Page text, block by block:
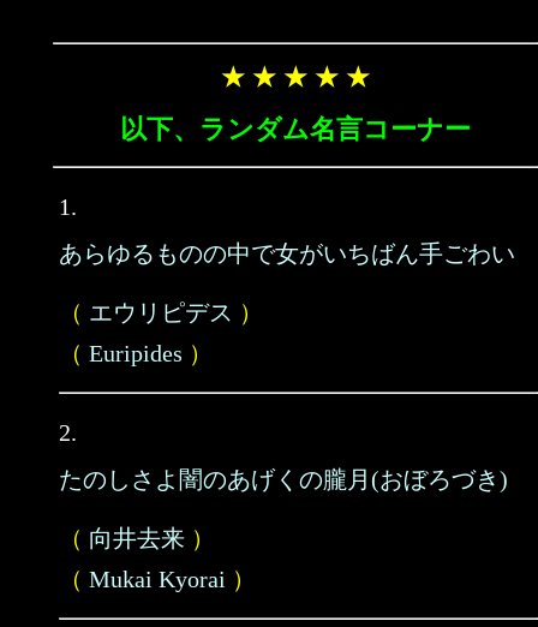
★ ★ ★ ★ ★
以下、ランダム名言コーナー
1.
あらゆるものの中で女がいちばん手ごわい
（ エウリピデス ）
（ Euripides ）
2.
たのしさよ闇のあげくの朧月(おぼろづき)
（ 向井去来 ）
（ Mukai Kyorai ）